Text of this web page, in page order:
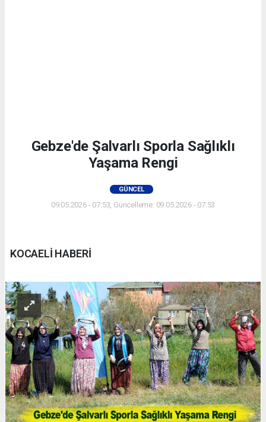
Gebze'de Şalvarlı Sporla Sağlıklı
Yaşama Rengi
GÜNCEL
09.05.2026 - 07:53, Güncelleme: 09.05.2026 - 07:53
KOCAELİ HABERİ